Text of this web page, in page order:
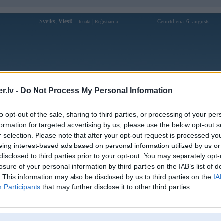
- Do Not Process My Personal Information
opt-out of the sale, sharing to third parties, or processing of your
for targeted advertising by us, please use the below opt-out
selection. Please note that after your opt-out request is processed
interest-based ads based on personal information utilized by us
to third parties prior to your opt-out. You may separately
of your personal information by third parties on the IAB’s list of
This information may also be disclosed by us to third parties on the
Participants that may further disclose it to other third parties.
Sveiks, Viesi! Ienākt Reģistrācija Ceturtdiena, 6. augusts
Forums Galerijas Reģistrācija Lietotāji
Lietotāja qq88hdcom profils
Pēdējo reizi manīts: 02. Apr 2026, 11:38
Lietotājvārds:
qq88hdcom
Ziņojumi forumā:
0
[Pēdējie ziņojumi forumā]